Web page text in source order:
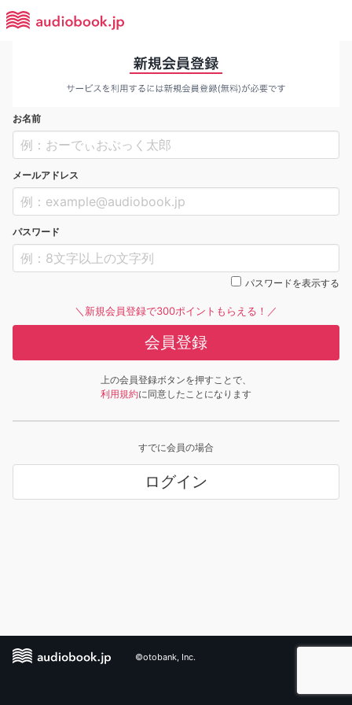
お名前
メールアドレス
パスワード
パスワードを表示する
＼新規会員登録で300ポイントもらえる！／
会員登録
上の会員登録ボタンを押すことで、
利用規約に同意したことになります
すでに会員の場合
ログイン
©otobank, Inc.